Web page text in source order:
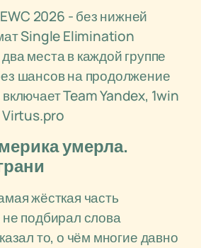
2026 - без нижней
Single Elimination
места в каждой группе
шансов на продолжение
включает Team Yandex, 1win
Virtus.pro
умерла.
жёсткая часть
подбирал слова
то, о чём многие давно